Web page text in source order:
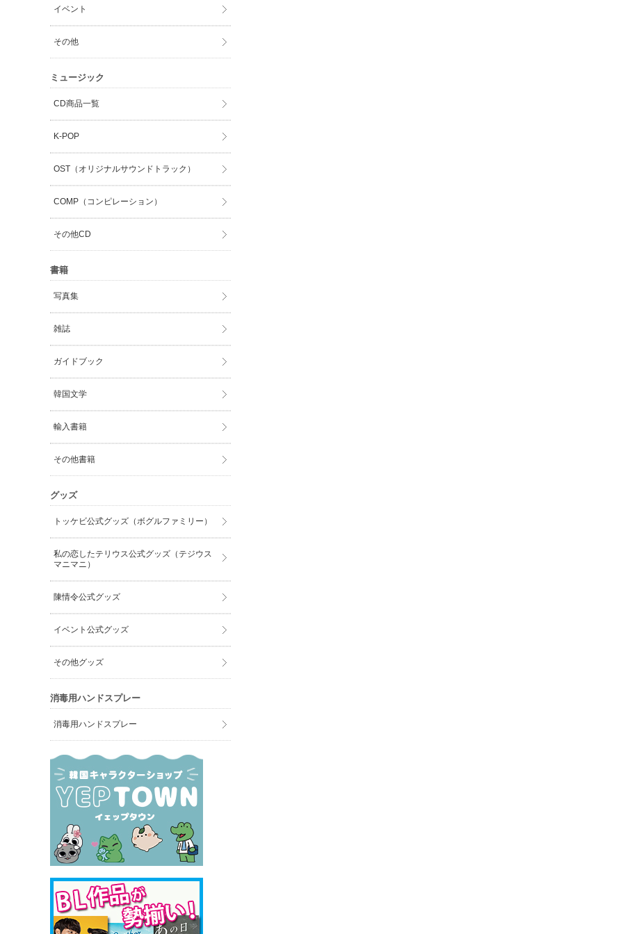
イベント
その他
ミュージック
CD商品一覧
K-POP
OST（オリジナルサウンドトラック）
COMP（コンピレーション）
その他CD
書籍
写真集
雑誌
ガイドブック
韓国文学
輸入書籍
その他書籍
グッズ
トッケビ公式グッズ（ボグルファミリー）
私の恋したテリウス公式グッズ（テジウス
マニマニ）
陳情令公式グッズ
イベント公式グッズ
その他グッズ
消毒用ハンドスプレー
消毒用ハンドスプレー